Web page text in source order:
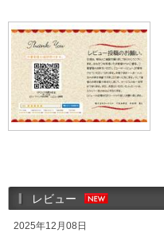
レビュー
2025年12月08日